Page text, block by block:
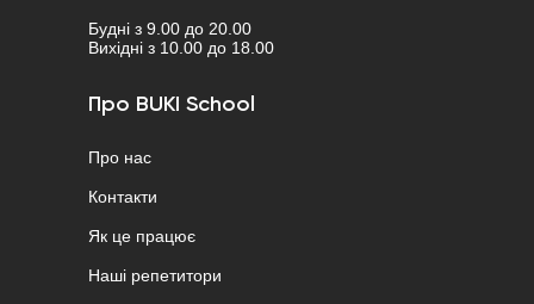
Будні з 9.00 до 20.00
Вихідні з 10.00 до 18.00
Про BUKI School
Про нас
Контакти
Як це працює
Наші репетитори